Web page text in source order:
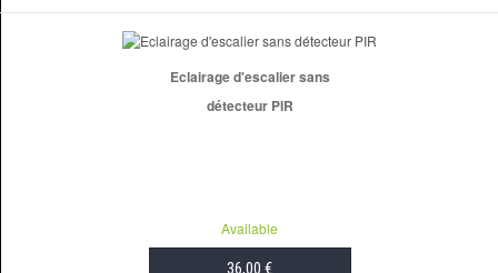
Eclairage d'escalier sans
détecteur PIR
Available
36,00 €